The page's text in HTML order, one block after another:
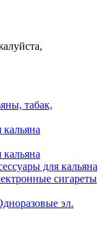
табак,
кальяна
кальяна
для кальяна
сигареты
эл.